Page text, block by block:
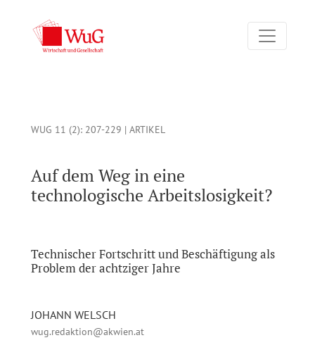
WUG 11 (2): 207-229 | ARTIKEL
Auf dem Weg in eine
technologische Arbeitslosigkeit?
Technischer Fortschritt und Beschäftigung als
Problem der achtziger Jahre
JOHANN WELSCH
wug.redaktion@akwien.at